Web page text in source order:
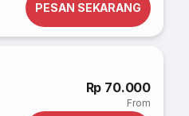
PESAN SEKARANG
Rp 70.000
From